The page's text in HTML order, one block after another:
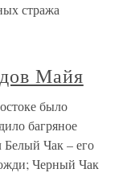
стража
Майя
было
багряное
Белый Чак – его
Черный Чак